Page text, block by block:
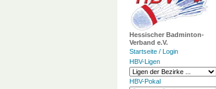
Hessischer Badminton-
Verband e.V.
Startseite / Login
HBV-Ligen
HBV-Pokal